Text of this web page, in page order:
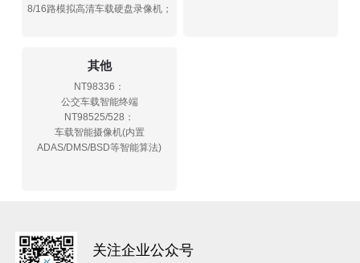
8/16路模拟高清车载硬盘录像机；
其他
NT98336：
公交车载智能终端
NT98525/528：
车载智能摄像机(内置
ADAS/DMS/BSD等智能算法)
关注企业公众号